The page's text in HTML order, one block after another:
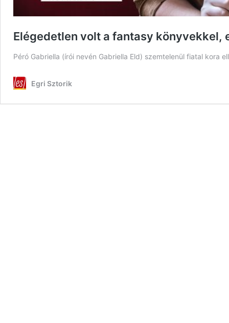
Elégedetlen volt a fantasy könyvekkel,
Péró Gabriella (írói nevén Gabriella Eld) szemtelenül fiatal kora
Egri Sztorik